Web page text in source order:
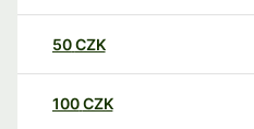
50CZK
100CZK